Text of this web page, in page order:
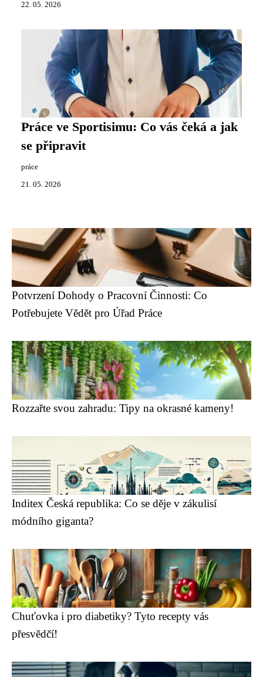
22. 05. 2026
Práce ve Sportisimu: Co vás čeká a jak
se připravit
práce
21. 05. 2026
Potvrzení Dohody o Pracovní Činnosti: Co
Potřebujete Vědět pro Úřad Práce
Rozzařte svou zahradu: Tipy na okrasné kameny!
Inditex Česká republika: Co se děje v zákulisí
módního giganta?
Chuťovka i pro diabetiky? Tyto recepty vás
přesvědčí!